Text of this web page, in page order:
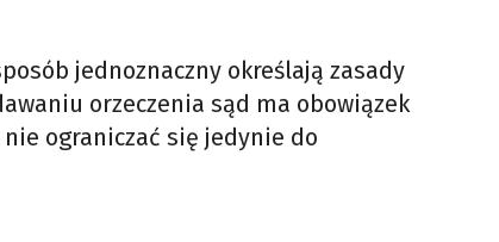
jednoznaczny określają zasady
orzeczenia sąd ma obowiązek
ograniczać się jedynie do